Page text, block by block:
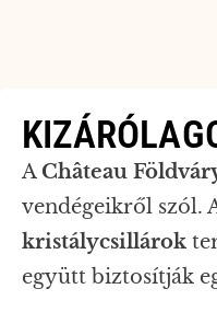
A Château
vendégeikről szól.
kristálycsillárok
együtt biztosítják